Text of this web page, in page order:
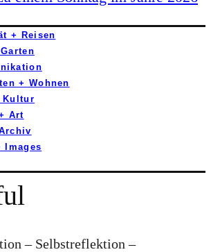
+ Reisen
+ Wohnen
Kultur
Art
Images
– Selbstreflektion –